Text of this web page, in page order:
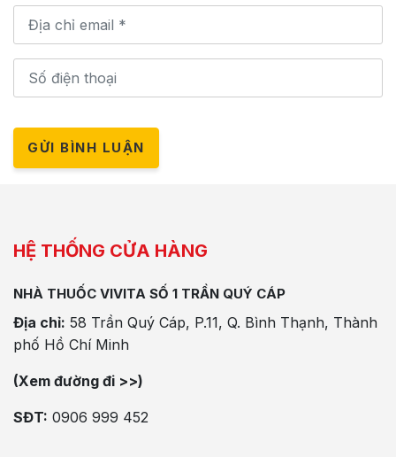
GỬI BÌNH LUẬN
HỆ THỐNG CỬA HÀNG
NHÀ THUỐC VIVITA SỐ 1 TRẦN QUÝ CÁP
Địa chỉ: 58 Trần Quý Cáp, P.11, Q. Bình Thạnh, Thành
phố Hồ Chí Minh
(Xem đường đi >>)
SĐT: 0906 999 452